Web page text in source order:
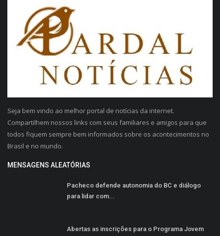
Seja bem vindo ao melhor portal de notícias da internet.
Compartilhem nossos links com seus familiares e amigos para que
todos fiquem sempre bem informados sobre os acontecimentos no
Brasil e no mundo.
MENSAGENS ALEATÓRIAS
Pacheco defende autonomia do BC e diálogo
para lidar com...
Abertas as inscrições para o Programa Jovem